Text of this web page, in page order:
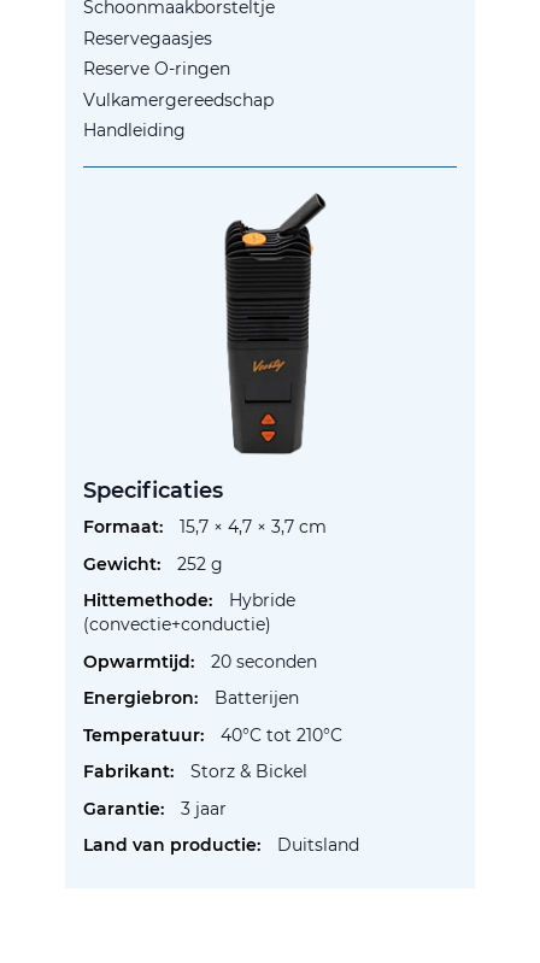
Schoonmaakborsteltje
Reservegaasjes
Reserve O-ringen
Vulkamergereedschap
Handleiding
Specificaties
Meer
15,7 × 4,7 × 3,7 cm
252 g
Hybride
(convectie+conductie)
20 seconden
Batterijen
40°C tot 210°C
Storz & Bickel
3 jaar
Duitsland